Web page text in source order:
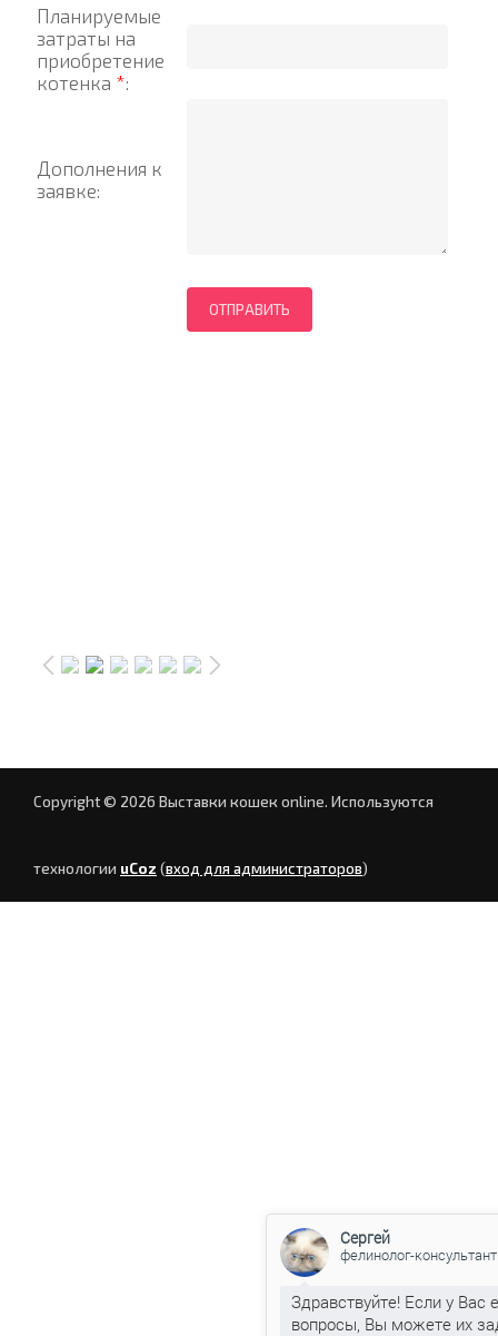
Планируемые
затраты на
приобретение
котенка *:
Дополнения к
заявке:
Copyright © 2026 Выставки кошек online. Используются
технологии uCoz (вход для администраторов)
Сергей
фелинолог-консультант
Здравствуйте! Если у Вас
вопросы, Вы можете их